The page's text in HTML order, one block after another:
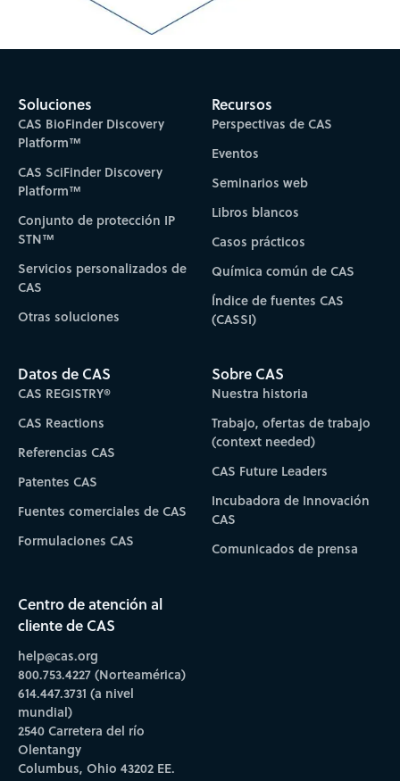
Soluciones
CAS BioFinder Discovery
Platform™
CAS SciFinder Discovery
Platform™
Conjunto de protección IP
STN™
Servicios personalizados de
CAS
Otras soluciones
Recursos
Perspectivas de CAS
Eventos
Seminarios web
Libros blancos
Casos prácticos
Química común de CAS
Índice de fuentes CAS
(CASSI)
Datos de CAS
CAS REGISTRY®
CAS Reactions
Referencias CAS
Patentes CAS
Fuentes comerciales de CAS
Formulaciones CAS
Sobre CAS
Nuestra historia
Trabajo, ofertas de trabajo
(context needed)
CAS Future Leaders
Incubadora de Innovación
CAS
Comunicados de prensa
Centro de atención al
cliente de CAS
help@cas.org
800.753.4227 (Norteamérica)
614.447.3731 (a nivel
mundial)
2540 Carretera del río
Olentangy
Columbus, Ohio 43202 EE.